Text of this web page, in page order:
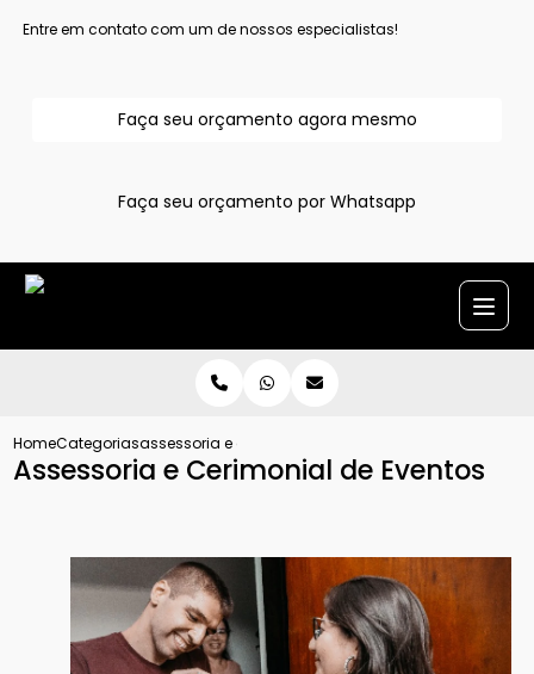
Entre em contato com um de nossos especialistas!
Faça seu orçamento agora mesmo
Faça seu orçamento por Whatsapp
HomeCategoriasassessoria e cerimonial de eventos
Assessoria e Cerimonial de Eventos